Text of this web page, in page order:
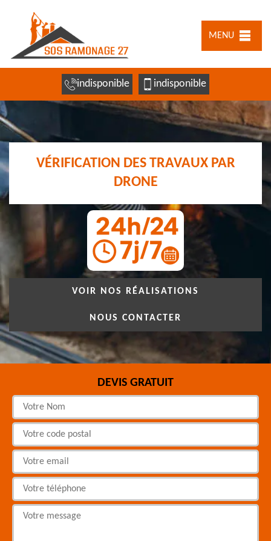
MENU
indisponible indisponible
VÉRIFICATION DES TRAVAUX PAR
DRONE
VOIR NOS RÉALISATIONS
NOUS CONTACTER
DEVIS GRATUIT